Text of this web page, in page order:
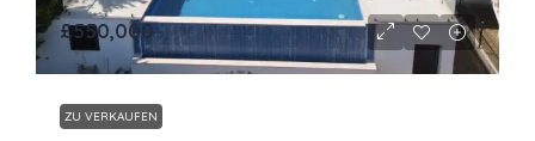
£550,000
ZU VERKAUFEN